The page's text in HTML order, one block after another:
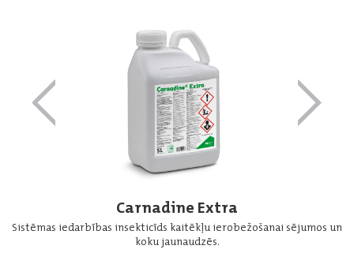
Carnadine Extra
Sistēmas iedarbības insekticīds kaitēkļu ierobežošanai sējumos un
koku jaunaudzēs.